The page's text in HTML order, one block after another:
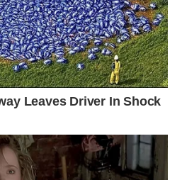
градусів духовку і запікаємо
хвилин 30-40.
посипаємо цукровою
шматки і подаємо до
Ibilingua.com. заборонено.